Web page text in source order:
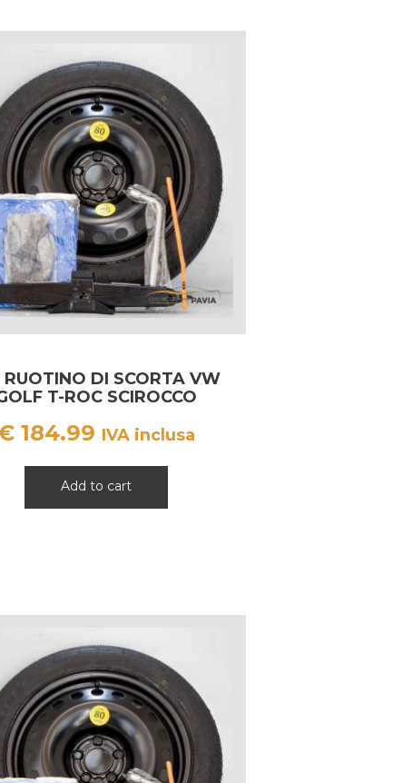
RUOTINO DI SCORTA VW
T-ROC SCIROCCO
184.99 IVA inclusa
Add to cart